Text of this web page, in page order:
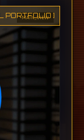
PORTFOLIO ]
MAIN_VIEW